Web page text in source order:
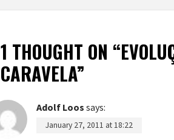
1 THOUGHT ON “
CARAVELA”
Adolf Loos says:
January 27, 2011 at 18:22